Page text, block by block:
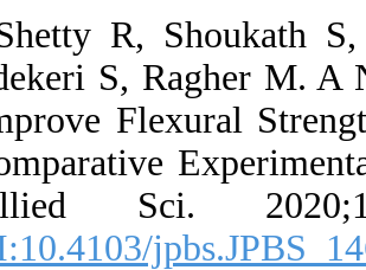
17. Shetty R,
Dandekeri S,
to Improve
A
Bioallied
[DOI:10.4103/